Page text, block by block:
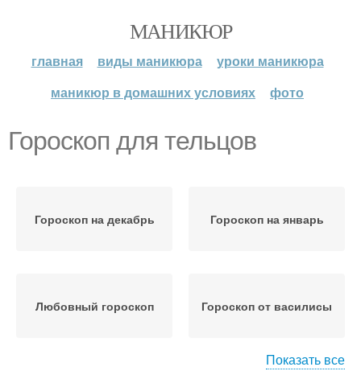
МАНИКЮР
главная виды маникюра
уроки маникюра
маникюр в домашних условиях
фото
Гороскоп для тельцов
Гороскоп на декабрь Гороскоп на январь
Любовный гороскоп Гороскоп от василисы
Показать все